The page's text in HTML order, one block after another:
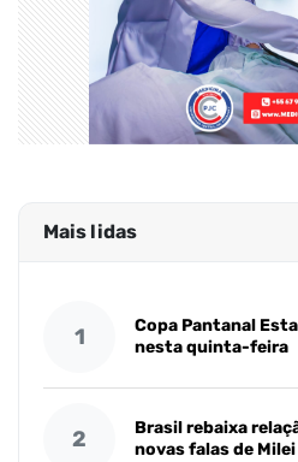
Mais lidas
1
Copa Pantanal
nesta quinta-feira
2
Brasil rebaixa
novas falas de Milei